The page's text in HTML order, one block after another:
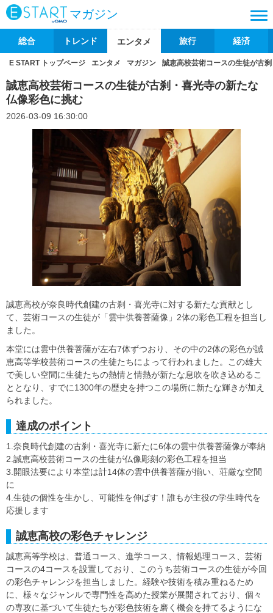
マガジン
総合 トレンド エンタメ 旅行 経済
E START トップページ エンタメ マガジン 誠恵高校芸術コースの生徒が古
誠恵高校芸術コースの生徒が古刹・喜光寺の新たな
仏像彩色に挑む
2026-03-09 16:30:00
誠恵高校が奈良時代創建の古刹・喜光寺に対する新たな貢献とし
て、芸術コースの生徒が「雲中供養菩薩像」2体の彩色工程を担当し
ました。
本堂には雲中供養菩薩が左右7体ずつおり、その中の2体の彩色が誠
恵高等学校芸術コースの生徒たちによって行われました。この雄大
で美しい空間に生徒たちの熱情と情熱が新たな息吹を吹き込めるこ
ととなり、すでに1300年の歴史を持つこの場所に新たな輝きが加え
られました。
達成のポイント
1.奈良時代創建の古刹・喜光寺に新たに6体の雲中供養菩薩像が奉納
2.誠恵高校芸術コースの生徒が仏像彫刻の彩色工程を担当
3.開眼法要により本堂は計14体の雲中供養菩薩が揃い、荘厳な空間
に
4.生徒の個性を生かし、可能性を伸ばす！誰もが主役の学生時代を
応援します
誠恵高校の彩色チャレンジ
誠恵高等学校は、普通コース、進学コース、情報処理コース、芸術
コースの4コースを設置しており、このうち芸術コースの生徒が今回
の彩色チャレンジを担当しました。経験や技術を積み重ねるため
に、様々なジャンルで専門性を高めた授業が展開されており、個々
の専攻に基づいて生徒たちが彩色技術を磨く機会を持てるようにな